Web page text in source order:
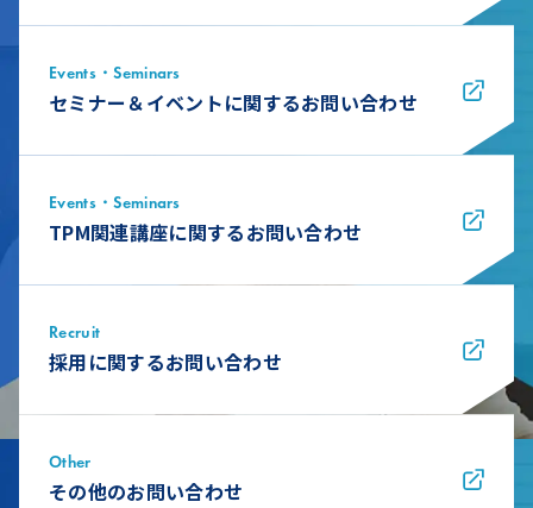
Events・Seminars
セミナー＆イベントに関するお問い合わせ
Events・Seminars
TPM関連講座に関するお問い合わせ
Recruit
採用に関するお問い合わせ
Other
その他のお問い合わせ